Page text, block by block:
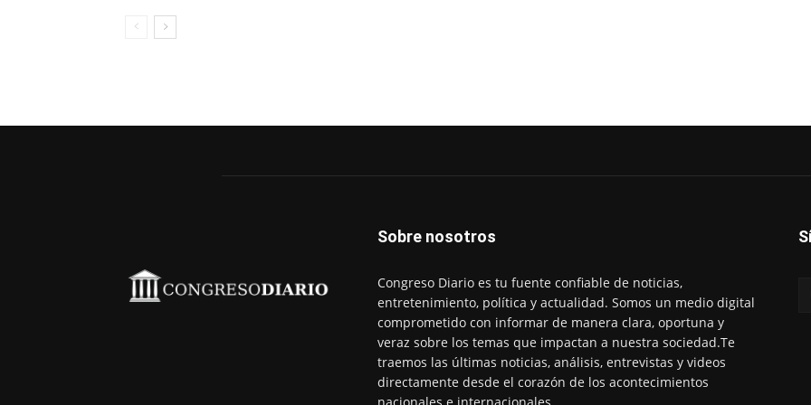
Sobre nosotros
Congreso Diario es tu fuente confiable de noticias,
entretenimiento, política y actualidad. Somos un medio digital
comprometido con informar de manera clara, oportuna y
veraz sobre los temas que impactan a nuestra sociedad.Te
traemos las últimas noticias, análisis, entrevistas y videos
directamente desde el corazón de los acontecimientos
nacionales e internacionales.